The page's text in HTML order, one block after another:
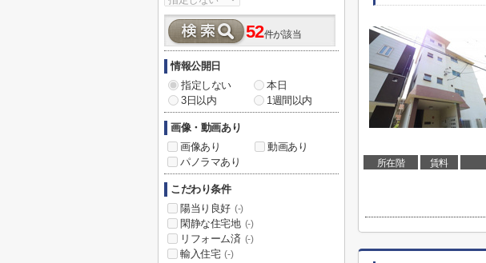
所在階 賃料
52件が該当
情報公開日
指定しない
本日
3日以内
1週間以内
画像・動画あり
画像あり
動画あり
パノラマあり
こだわり条件
陽当り良好 (-)
閑静な住宅地 (-)
リフォーム済 (-)
輸入住宅 (-)